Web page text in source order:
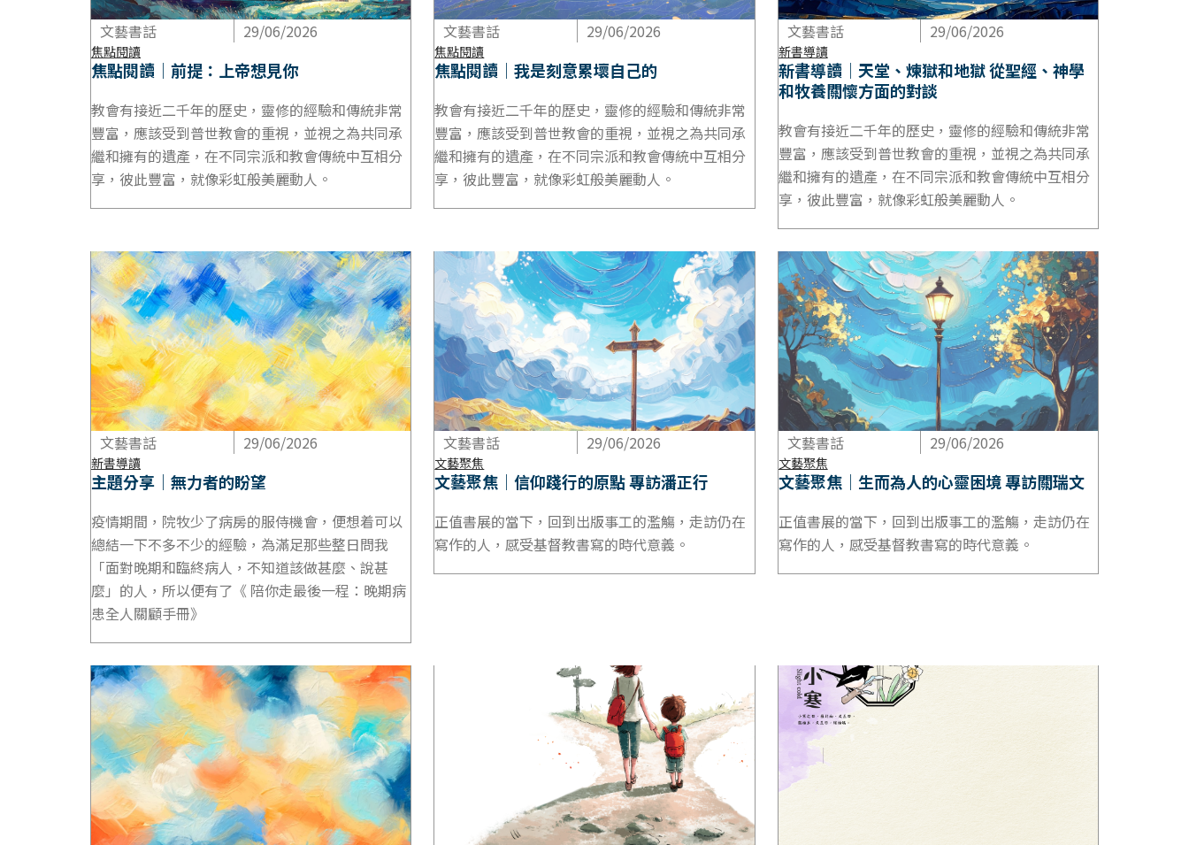
文藝書話 29/06/2026
焦點閱讀
焦點閱讀｜前提：上帝想見你
教會有接近二千年的歷史，靈修的經驗和傳統非常
豐富，應該受到普世教會的重視，並視之為共同承
繼和擁有的遺產，在不同宗派和教會傳統中互相分
享，彼此豐富，就像彩虹般美麗動人。
文藝書話 29/06/2026
焦點閱讀
焦點閱讀｜我是刻意累壞自己的
教會有接近二千年的歷史，靈修的經驗和傳統非常
豐富，應該受到普世教會的重視，並視之為共同承
繼和擁有的遺產，在不同宗派和教會傳統中互相分
享，彼此豐富，就像彩虹般美麗動人。
文藝書話 29/06/2026
新書導讀
新書導讀｜天堂、煉獄和地獄 從聖經、神學
和牧養關懷方面的對談
教會有接近二千年的歷史，靈修的經驗和傳統非常
豐富，應該受到普世教會的重視，並視之為共同承
繼和擁有的遺產，在不同宗派和教會傳統中互相分
享，彼此豐富，就像彩虹般美麗動人。
文藝書話 29/06/2026
新書導讀
主題分享｜無力者的盼望
疫情期間，院牧少了病房的服侍機會，便想着可以
總結一下不多不少的經驗，為滿足那些整日問我
「面對晚期和臨終病人，不知道該做甚麼、說甚
麼」的人，所以便有了《 陪你走最後一程：晚期病
患全人關顧手冊》
文藝書話 29/06/2026
文藝聚焦
文藝聚焦｜信仰踐行的原點 專訪潘正行
正值書展的當下，回到出版事工的濫觴，走訪仍在
寫作的人，感受基督教書寫的時代意義。
文藝書話 29/06/2026
文藝聚焦
文藝聚焦｜生而為人的心靈困境 專訪關瑞文
正值書展的當下，回到出版事工的濫觴，走訪仍在
寫作的人，感受基督教書寫的時代意義。